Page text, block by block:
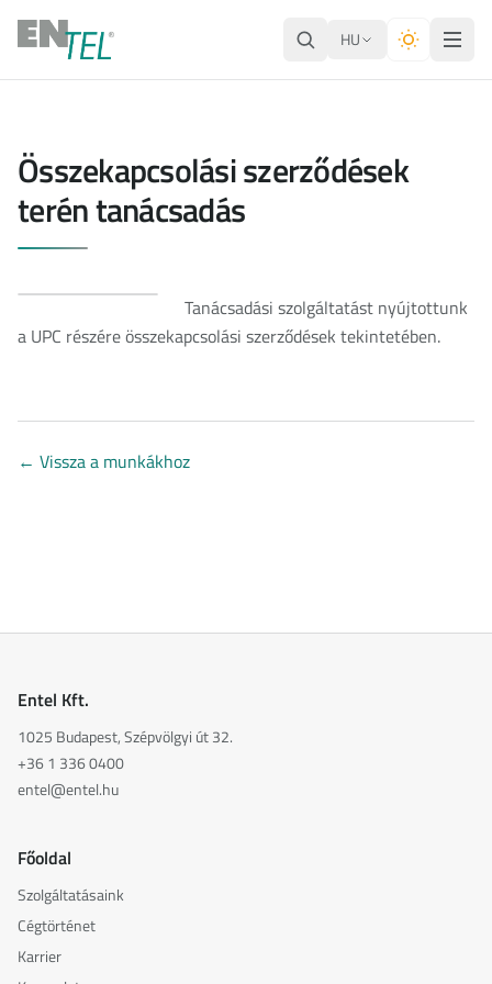
HU
Összekapcsolási szerződések
terén tanácsadás
Tanácsadási szolgáltatást nyújtottunk
a UPC részére összekapcsolási szerződések tekintetében.
← Vissza a munkákhoz
Entel Kft.
1025 Budapest, Szépvölgyi út 32.
+36 1 336 0400
entel@entel.hu
Főoldal
Szolgáltatásaink
Cégtörténet
Karrier